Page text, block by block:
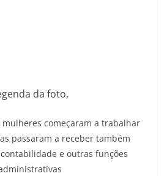
da foto,
começaram a trabalhar
passaram a receber também
e outras funções